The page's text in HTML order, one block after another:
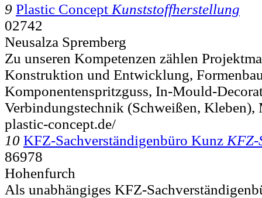
9 Plastic Concept Kunststoffherstellung
02742
Neusalza Spremberg
Zu unseren Kompetenzen zählen
Konstruktion und Entwicklung,
Komponentenspritzguss, In-Mould-
Verbindungstechnik (Schweißen, Kleben),
plastic-concept.de/
10 KFZ-Sachverständigenbüro Kunz KFZ-
86978
Hohenfurch
Als unabhängiges KFZ-